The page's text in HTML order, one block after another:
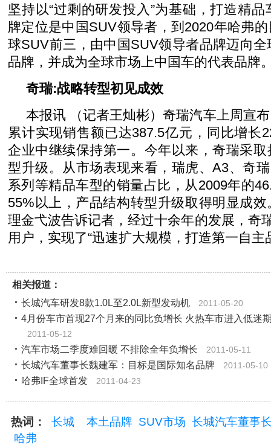
坚持以“过剩的研发投入”为基础，打造精
牌定位是中国SUV领导者，到2020年哈弗
球SUV前三，由中国SUV领导者品牌迈向
品牌，并成为全球市场上中国车的代表品牌
奇瑞:战略转型初见成效
本报讯 （记者王灿彬）奇瑞汽车上周宣
累计实现销售额已达387.5亿元，同比增长
企业中继续保持第一。今年以来，奇瑞采
型升级。从市场表现来看，瑞虎、A3、奇
系列等精品车型的销量占比，从2009年的
55%以上，产品结构转型升级取得明显成
理金弋波告诉记者，经过十余年的发展，奇
用户，实现了“迅速扩大规模，打造第一自主
相关报道：
长城汽车研发8款1.0L至2.0L新型发动机
2011-05-20
4月份车市首现27个月来的同比负增长 火热车市进入低迷
2011-05-12
汽车市场二季度难回暖 不排除全年负增长 2011-05-11
长城汽车董事长魏建军：目标是国际知名品牌 2011-05-10
哈弗IF全球首发 2011-04-23
热词： 长城 本土品牌 SUV市场 长城汽车董事
哈弗